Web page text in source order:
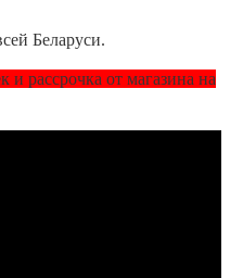
Беларуси.
и рассрочка от магазина на